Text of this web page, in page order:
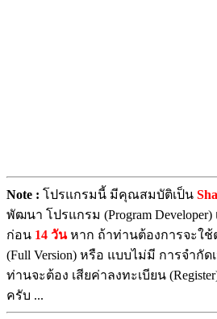
Note : โปรแกรมนี้ มีคุณสมบัติเป็น
พัฒนา โปรแกรม (Program
ก่อน 14 วันหาก ถ้าท่านต้องการจะใช้
(Full Version) หรือ แบบไม่มี การจำกัด
ท่านจะต้อง เสียค่าลงทะเบียน
ครับ ...